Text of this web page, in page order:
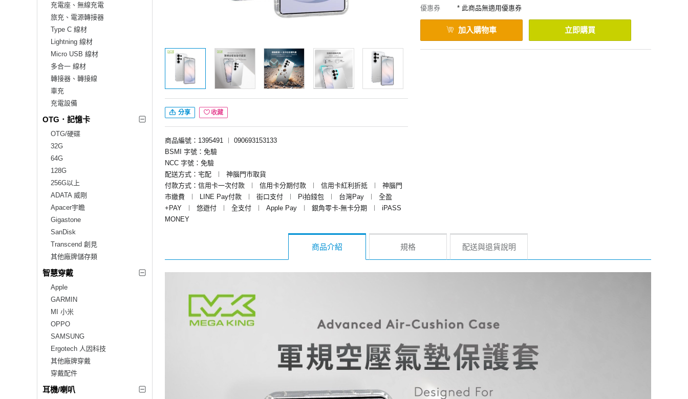
充電座、無線充電
旅充、電源轉接器
Type C 線材
Lightning 線材
Micro USB 線材
多合一 線材
轉接器、轉接線
車充
充電設備
OTG．記憶卡
OTG/硬碟
32G
64G
128G
256G以上
ADATA 威剛
Apacer宇瞻
Gigastone
SanDisk
Transcend 創見
其他廠牌儲存類
智慧穿戴
Apple
GARMIN
MI 小米
OPPO
SAMSUNG
Ergotech 人因科技
其他廠牌穿戴
穿戴配件
耳機/喇叭
分享 收藏
商品編號：1395491 ︱
090693153133
BSMI 字號：免驗
NCC 字號：免驗
配送方式：宅配
︱
神腦門市取貨
付款方式：信用卡一次付款
︱ 信用卡分期付款 ︱ 信用卡紅利折抵 ︱
神腦門
市繳費
︱ LINE Pay付款 ︱ 街口支付 ︱ Pi拍錢包 ︱ 台灣Pay ︱
全盈
+PAY
︱ 悠遊付 ︱ 全支付 ︱ Apple Pay ︱ 銀角零卡-無卡分期 ︱
iPASS
MONEY
優惠券 * 此商品無適用優惠券
加入購物車 立即購買
商品介紹 規格 配送與退貨說明